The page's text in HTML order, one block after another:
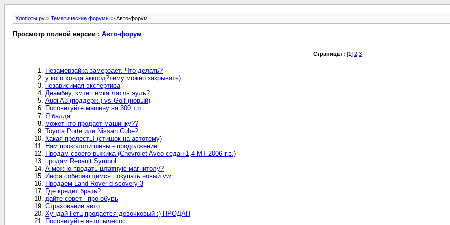
Хлопоты.ру > Тематические форумы > Авто-форум
Просмотр полной версии : Авто-форум
Страницы : [1] 2 3
Незамерзайка замерзает. Что делать?
у кого хонда аккорд?тему можно закрывать)
независимая экспертиза
Деамбиу, кмтеп имкя лятль эуль?
Audi A3 (поддерж.) vs Golf (новый)
Посоветуйте машину за 300 т.р.
Я балда
может кто продает машинку??
Toyota Porte или Nissan Cube?
Какая прелесть! (стишок на автотему)
Нам прокололи шины - продолжение
Продам своего рыжика (Chevrolet Aveo седан 1,4 MT 2006 г.в.)
продам Renault Symbol
А можно продать штатную магнитолу?
Инфа собирающимся покупать новый vw
Продаем Land Rover discovery 3
Где кредит брать?
дайте совет - про обувь
Страхование авто
Хундай Гетц продается девочковый :) ПРОДАН
Посоветуйте автопылесос.